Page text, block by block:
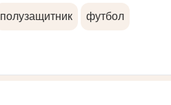
полузащитник футбол